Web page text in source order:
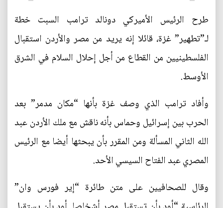
طرح الرئيس الأميركي دونالد ترامب السبت خطة
لـ”تطهير” غزة، قائلا إنه يريد من مصر والأردن استقبال
الفلسطينيين من القطاع من أجل إحلال السلام في الشرق
الأوسط.
وأفاد ترامب الذي وصف غزة بأنها “مكان مدمر” بعد
الحرب بين إسرائيل وحماس بأنه ناقش مع ملك الأردن عبد
الله الثاني المسألة ومن المقرر بأن يبحثها أيضا مع الرئيس
المصري عبد الفتاح السيسي الأحد.
وقال للصحافيين على متن طائرة “إير فورس وان”